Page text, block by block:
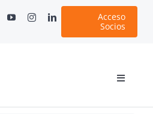
Acceso
Socios
Toggle